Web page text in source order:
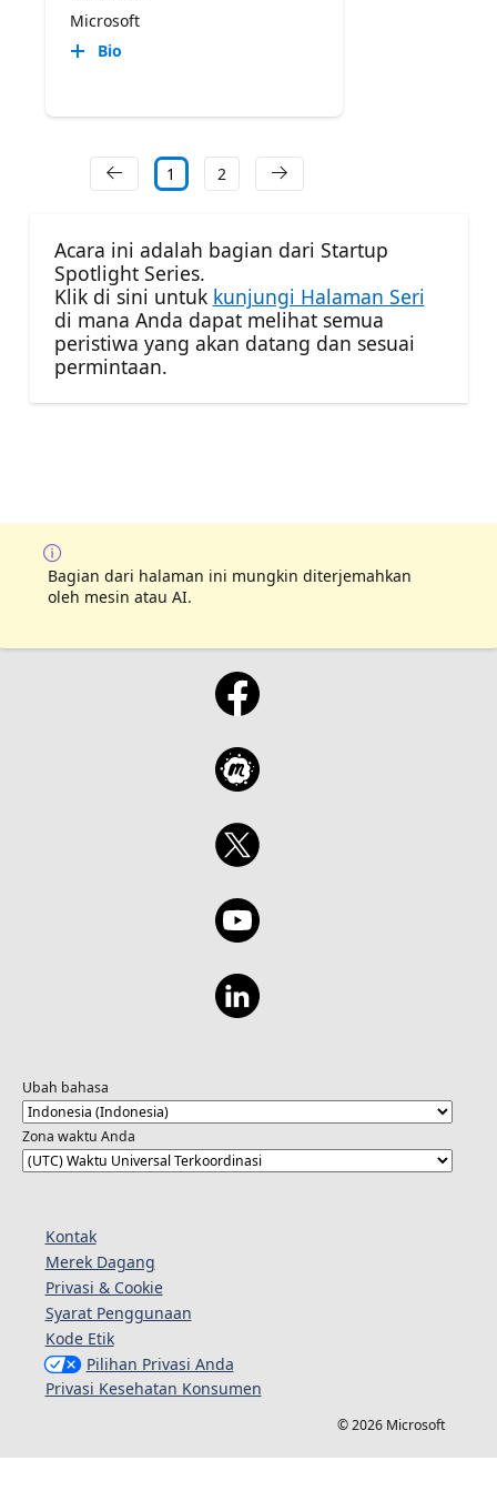
Microsoft
Bio
1 2
Acara ini adalah bagian dari Startup
Spotlight Series.
Klik di sini untuk kunjungi Halaman Seri
di mana Anda dapat melihat semua
peristiwa yang akan datang dan sesuai
permintaan.
Bagian dari halaman ini mungkin diterjemahkan
oleh mesin atau AI.
Ubah bahasa
Zona waktu Anda
Kontak
Merek Dagang
Privasi & Cookie
Syarat Penggunaan
Kode Etik
Pilihan Privasi Anda
Privasi Kesehatan Konsumen
© 2026 Microsoft